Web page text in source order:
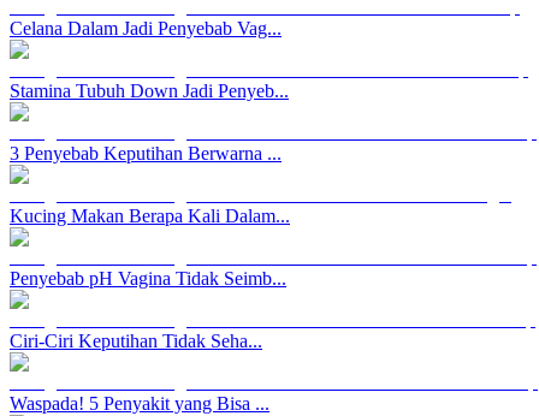
Celana Dalam Jadi Penyebab Vag...
Stamina Tubuh Down Jadi Penyeb...
3 Penyebab Keputihan Berwarna ...
Kucing Makan Berapa Kali Dalam...
Penyebab pH Vagina Tidak Seimb...
Ciri-Ciri Keputihan Tidak Seha...
Waspada! 5 Penyakit yang Bisa ...